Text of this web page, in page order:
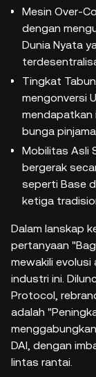
Mesin Over-
dengan
Dunia Nyata
Tingkat
mengonversi
mendapatkan
bunga
Mobilitas Asli
bergerak
seperti Base
ketiga
Dalam lanskap
pertanyaan
mewakili
industri ini.
Protocol,
adalah
DAI, dengan
lintas rantai.